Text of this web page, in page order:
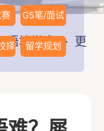
赛 G5笔/面试
择
留学规划
语培学术> 更